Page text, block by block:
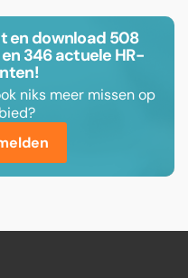
en download 508
346 actuele HR-
niks meer missen op